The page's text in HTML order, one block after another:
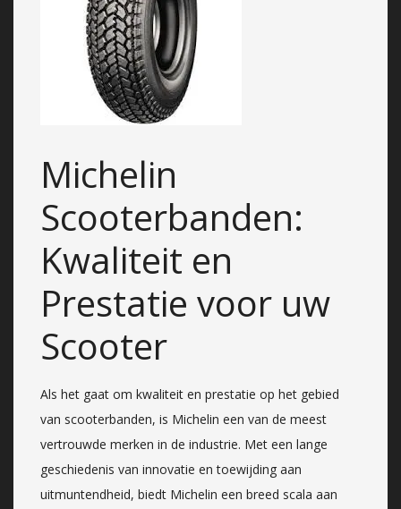
Michelin
Scooterbanden:
Kwaliteit en
Prestatie voor uw
Scooter
Als het gaat om kwaliteit en prestatie op het gebied
van scooterbanden, is Michelin een van de meest
vertrouwde merken in de industrie. Met een lange
geschiedenis van innovatie en toewijding aan
uitmuntendheid, biedt Michelin een breed scala aan